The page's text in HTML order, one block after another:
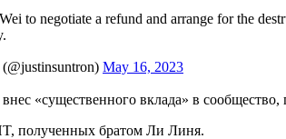
to negotiate a refund and arrange for the
May 16, 2023
«существенного вклада» в сообщество,
полученных братом Ли Линя.